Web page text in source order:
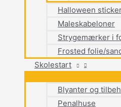
Halloween
Maleskabeloner
Strygemærker i
Frosted folie/
Skolestart
Blyanter og
Penalhuse